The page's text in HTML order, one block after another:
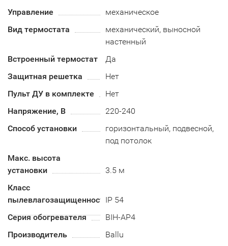
Управление
механическое
Вид термостата
механический, выносной
настенный
Встроенный термостат
Да
Защитная решетка
Нет
Пульт ДУ в комплекте
Нет
Напряжение, В
220-240
Способ установки
горизонтальный, подвесной,
под потолок
Макс. высота
установки
3.5 м
Класс
пылевлагозащищенностиIP 54
Серия обогревателя
BIH-AP4
Производитель
Ballu